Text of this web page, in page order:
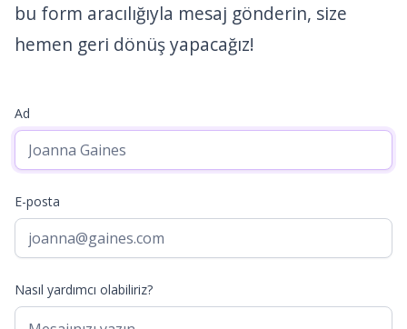
bu form aracılığıyla mesaj gönderin, size
hemen geri dönüş yapacağız!
Ad
E-posta
Nasıl yardımcı olabiliriz?